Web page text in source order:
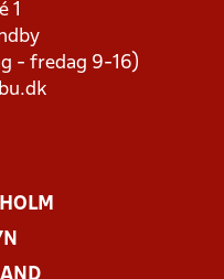
1
- fredag 9-16)